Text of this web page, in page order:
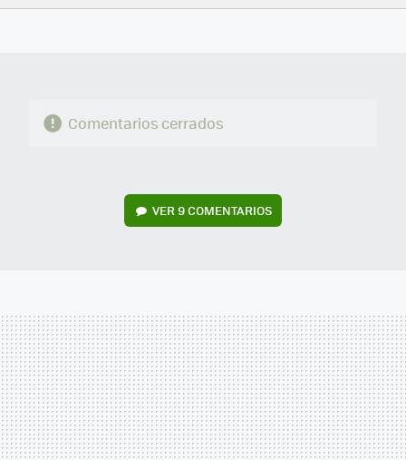
FACEBOOK
TWITTERFLIPBOARD
E-
WHATSAPP
Comentarios cerrados
VER9 COMENTARIOS